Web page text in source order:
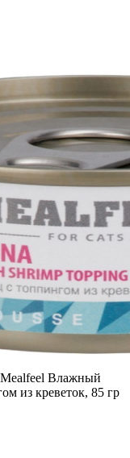
Mealfeel Влажный
из креветок, 85 гр